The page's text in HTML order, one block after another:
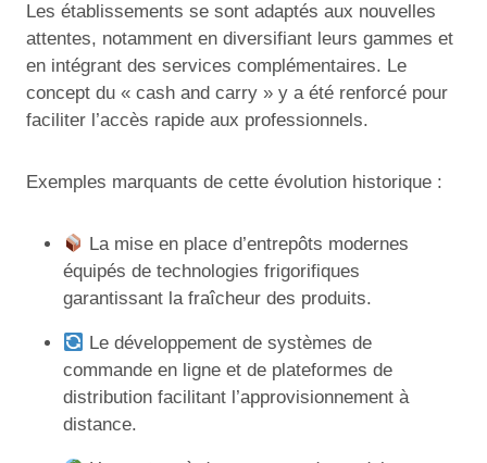
Les établissements se sont adaptés aux nouvelles
attentes, notamment en diversifiant leurs gammes et
en intégrant des services complémentaires. Le
concept du « cash and carry » y a été renforcé pour
faciliter l’accès rapide aux professionnels.
Exemples marquants de cette évolution historique :
La mise en place d’entrepôts modernes
équipés de technologies frigorifiques
garantissant la fraîcheur des produits.
Le développement de systèmes de
commande en ligne et de plateformes de
distribution facilitant l’approvisionnement à
distance.